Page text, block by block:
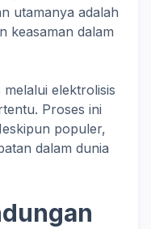
utamanya adalah
keasaman dalam
elektrolisis
Proses ini
populer,
dalam dunia